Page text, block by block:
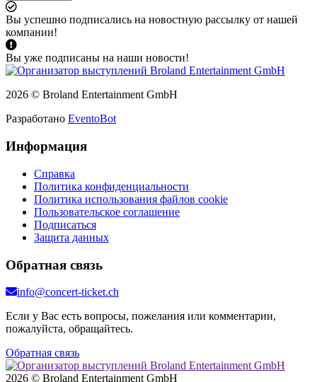
Вы успешно подписались на новостную рассылку от нашей
компании!
Вы уже подписаны на наши новости!
2026 © Broland Entertainment GmbH
Разработано EventoBot
Информация
Справка
Политика конфиденциальности
Политика использования файлов cookie
Пользовательское соглашение
Подписаться
Защита данных
Обратная связь
info@concert-ticket.ch
Если у Вас есть вопросы, пожелания или комментарии,
пожалуйста, обращайтесь.
Обратная связь
2026 © Broland Entertainment GmbH